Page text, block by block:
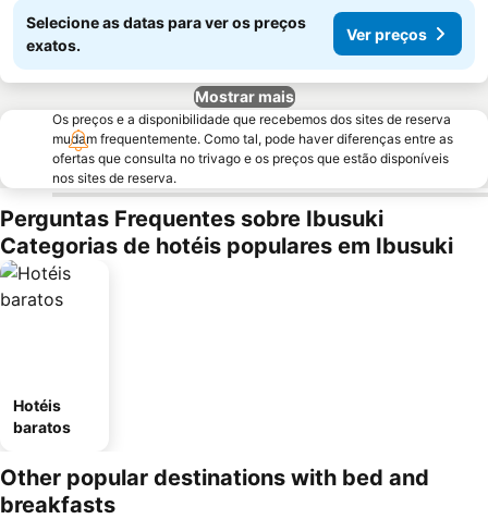
Selecione as datas para ver os preços
exatos.
Ver preços
Mostrar mais
Os preços e a disponibilidade que recebemos dos sites de reserva
mudam frequentemente. Como tal, pode haver diferenças entre as
ofertas que consulta no trivago e os preços que estão disponíveis
nos sites de reserva.
Perguntas Frequentes sobre Ibusuki
Categorias de hotéis populares em Ibusuki
Hotéis
baratos
Other popular destinations with bed and
breakfasts